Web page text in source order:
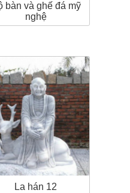
bàn và ghế đá mỹ
nghệ
La hán 12